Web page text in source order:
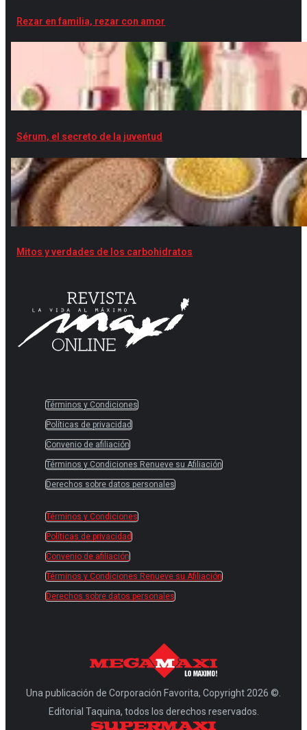
Rezar en familia, rezar con amor
Sérum, el secreto de la juventud
Mitos y verdades de los carbohidratos
Términos y Condiciones
Políticas de privacidad
Convenio de afiliación
Términos y Condiciones Renueve su Afiliación
Derechos sobre datos personales
Términos y Condiciones
Políticas de privacidad
Convenio de afiliación
Términos y Condiciones Renueve su Afiliación
Derechos sobre datos personales
Una publicación de Corporación Favorita, Copyright 2026 ©.
Editorial Taquina, todos los derechos reservados.